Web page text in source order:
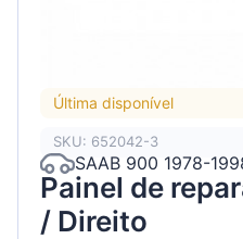
Última disponível
SKU: 652042-3
SAAB 900 1978-
Painel de
/ Direito